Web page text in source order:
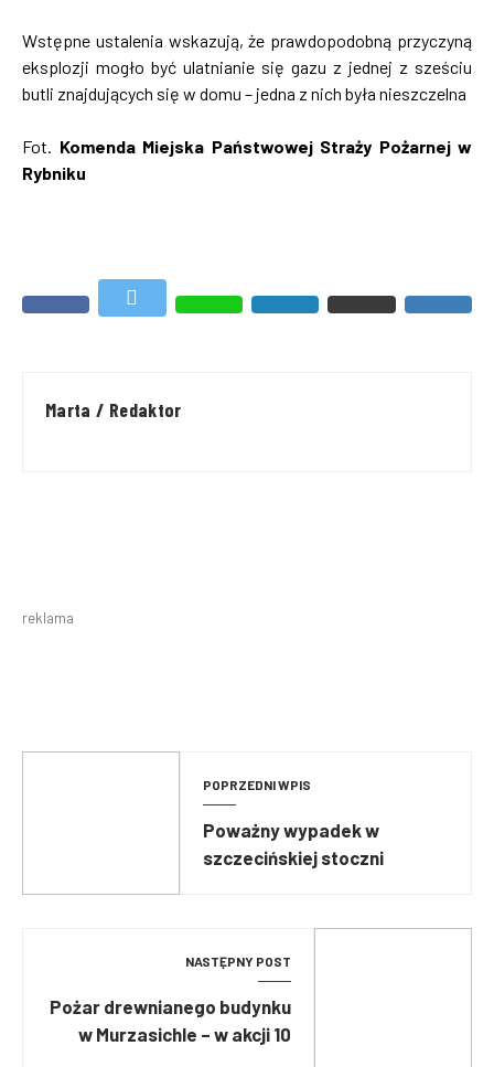
Wstępne ustalenia wskazują, że prawdopodobną przyczyną
eksplozji mogło być ulatnianie się gazu z jednej z sześciu
butli znajdujących się w domu – jedna z nich była nieszczelna
Fot. Komenda Miejska Państwowej Straży Pożarnej w
Rybniku
Marta / Redaktor
reklama
POPRZEDNI WPIS
Poważny wypadek w
szczecińskiej stoczni
NASTĘPNY POST
Pożar drewnianego budynku
w Murzasichle – w akcji 10